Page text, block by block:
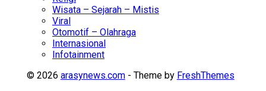
Wisata – Sejarah – Mistis
Viral
Otomotif – Olahraga
Internasional
Infotainment
© 2026 arasynews.com- Theme by FreshThemes